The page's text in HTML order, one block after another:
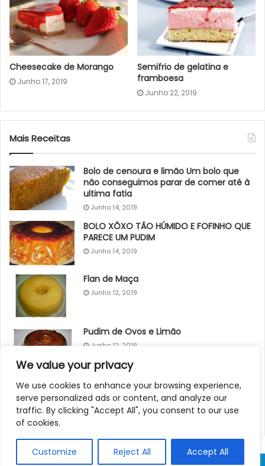
We value your privacy
We use cookies to enhance your browsing experience,
serve personalized ads or content, and analyze our
traffic. By clicking "Accept All", you consent to our use
of cookies.
Customize Reject All Accept All
Cheesecake de Morango
Junho 17, 2019
Semifrio de gelatina e
framboesa
Junho 22, 2019
Mais Receitas
Bolo de cenoura e limão Um bolo que
não conseguimos parar de comer até à
ultima fatia
Junho 14, 2019
BOLO XÔXO TÃO HÚMIDO E FOFINHO QUE
PARECE UM PUDIM
Junho 14, 2019
Flan de Maça
Junho 12, 2019
Pudim de Ovos e Limão
Junho 12, 2019
Bolo encharcado de coco
Junho 16, 2019